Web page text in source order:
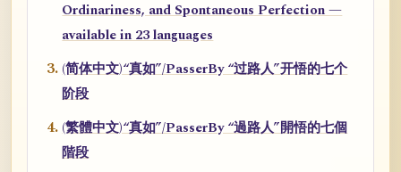
Ordinariness, and Spontaneous Perfection —
available in 23 languages
(简体中文)“真如”/PasserBy “过路人”开悟的七个
阶段
(繁體中文)“真如”/PasserBy “過路人”開悟的七個
階段